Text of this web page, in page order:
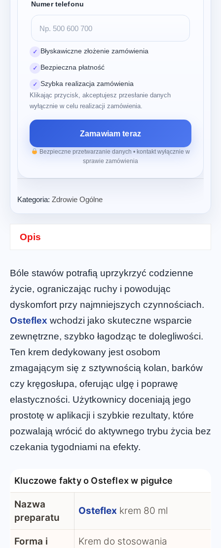
Numer telefonu
✓ Błyskawiczne złożenie zamówienia
✓ Bezpieczna płatność
✓ Szybka realizacja zamówienia
Klikając przycisk, akceptujesz przesłanie danych
wyłącznie w celu realizacji zamówienia.
Zamawiam teraz
Bezpieczne przetwarzanie danych • kontakt wyłącznie w
sprawie zamówienia
Kategoria: Zdrowie Ogólne
Opis
Bóle stawów potrafią uprzykrzyć codzienne
życie, ograniczając ruchy i powodując
dyskomfort przy najmniejszych czynnościach.
Osteflex wchodzi jako skuteczne wsparcie
zewnętrzne, szybko łagodząc te dolegliwości.
Ten krem dedykowany jest osobom
zmagającym się z sztywnością kolan, barków
czy kręgosłupa, oferując ulgę i poprawę
elastyczności. Użytkownicy doceniają jego
prostotę w aplikacji i szybkie rezultaty, które
pozwalają wrócić do aktywnego trybu życia bez
czekania tygodniami na efekty.
Kluczowe fakty o Osteflex w pigułce
Nazwa
preparatu
Osteflex krem 80 ml
Forma i
Krem do stosowania